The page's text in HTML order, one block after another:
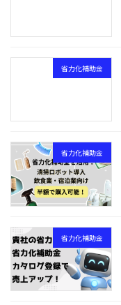
省力化補助金
省力化補助金
省力化補助金